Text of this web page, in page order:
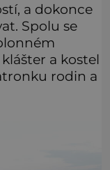
a dokonce
Spolu se
a kostel
rodin a